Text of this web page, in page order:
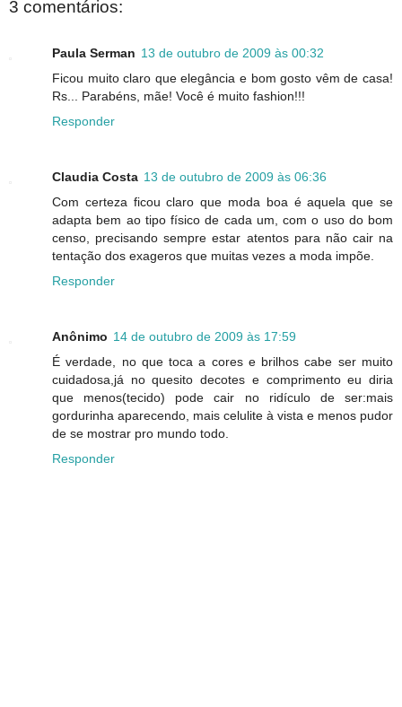
3 comentários:
Paula Serman 13 de outubro de 2009 às 00:32
Ficou muito claro que elegância e bom gosto vêm de casa!
Rs... Parabéns, mãe! Você é muito fashion!!!
Responder
Claudia Costa 13 de outubro de 2009 às 06:36
Com certeza ficou claro que moda boa é aquela que se
adapta bem ao tipo físico de cada um, com o uso do bom
censo, precisando sempre estar atentos para não cair na
tentação dos exageros que muitas vezes a moda impõe.
Responder
Anônimo 14 de outubro de 2009 às 17:59
É verdade, no que toca a cores e brilhos cabe ser muito
cuidadosa,já no quesito decotes e comprimento eu diria
que menos(tecido) pode cair no ridículo de ser:mais
gordurinha aparecendo, mais celulite à vista e menos pudor
de se mostrar pro mundo todo.
Responder